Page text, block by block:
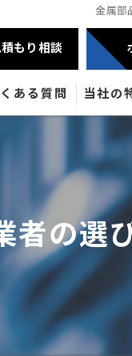
金属部
もり相談
ある質問 当社の
半導体
産業機
油圧機器
医療機器
者の選